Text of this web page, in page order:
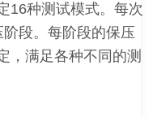
16种测试模式。每次
段。每阶段的保压
，满足各种不同的测